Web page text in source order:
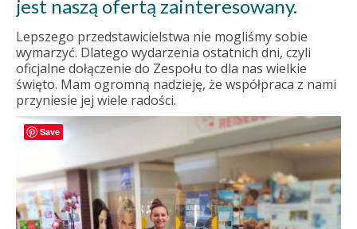
jest naszą ofertą zainteresowany.
Lepszego przedstawicielstwa nie mogliśmy sobie
wymarzyć. Dlatego wydarzenia ostatnich dni, czyli
oficjalne dołączenie do Zespołu to dla nas wielkie
święto. Mam ogromną nadzieję, że współpraca z nami
przyniesie jej wiele radości.
Save